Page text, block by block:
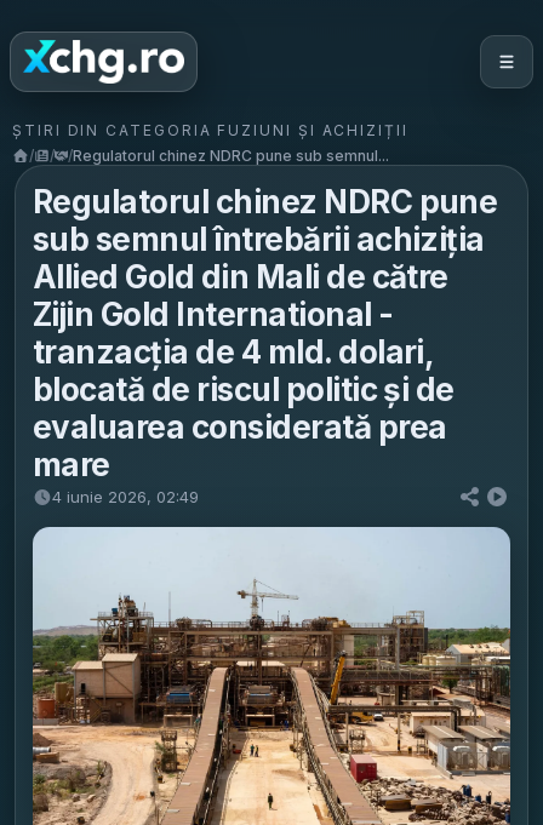
ȘTIRI DIN CATEGORIA FUZIUNI ȘI ACHIZIȚII
/
/ /Regulatorul chinez NDRC pune sub semnul...
Regulatorul chinez NDRC pune
sub semnul întrebării achiziția
Allied Gold din Mali de către
Zijin Gold International -
tranzacția de 4 mld. dolari,
blocată de riscul politic și de
evaluarea considerată prea
mare
4 iunie 2026, 02:49